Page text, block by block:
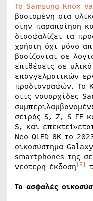
Το Samsung Knox
βασισμένη στα
στην παραποίηση
διασφαλίζει τα
χρήστη όχι μόνο
βασίζονται σε
επιθέσεις σε
επαγγελματικών
προδιαγραφών. Το
στις ναυαρχίδες
σειράς S, Z, S FE
S, και
Neo QLED 8K το
οικοσύστημα
smartphones της
νεότερη έκδοση[5]
Το ασφαλές